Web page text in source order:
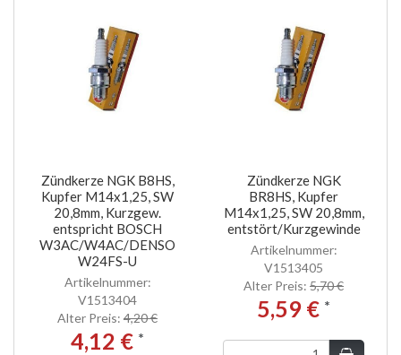
Zündkerze NGK B8HS,
Kupfer M14x1,25, SW
20,8mm, Kurzgew.
entspricht BOSCH
W3AC/W4AC/DENSO
W24FS-U
Artikelnummer:
V1513404
Alter Preis: 4,20 €
4,12 € *
Zündkerze NGK
BR8HS, Kupfer
M14x1,25, SW 20,8mm,
entstört/Kurzgewinde
Artikelnummer:
V1513405
Alter Preis: 5,70 €
5,59 € *